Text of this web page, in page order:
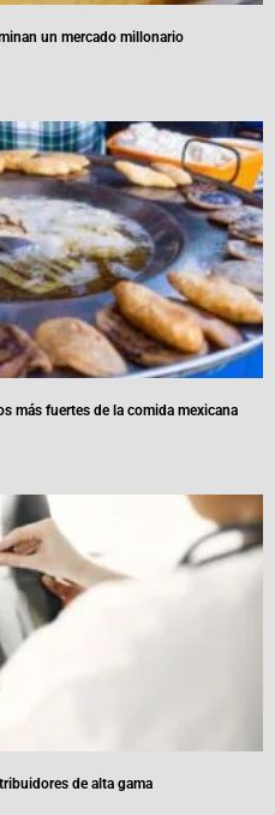
un mercado millonario
más fuertes de la comida mexicana
de alta gama